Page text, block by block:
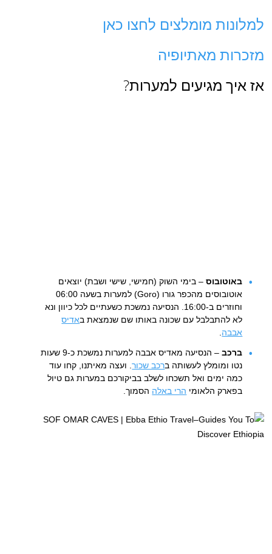
למלונות מומלצים לחצו כאן
מזכרות מאתיופיה
אז איך מגיעים למערות?
באוטובוס– בימי השוק (חמישי, שישי ושבת) יוצאים
אוטובוסים מהכפר גורו (Goro) למערות בשעה 06:00
וחוזרים ב-16:00. הנסיעה נמשכת כשעתיים לכל כיוון ונא
לא להתבלבל עם שכונה באותו שם שנמצאת באדיס
אבבה.
ברכב
– הנסיעה מאדיס אבבה למערות נמשכת כ-9 שעות
נטו ומומלץ לעשותה ברכב שכור. ועצה מאיתנו, קחו עוד
כמה ימים ואל תשכחו לשלב בביקורכם במערות גם טיול
בפארק הלאומי הרי באלה הסמוך.